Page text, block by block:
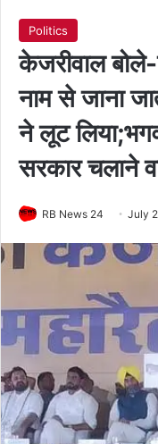
Politics
केजरीवाल
नाम से जाना
ने लूट
सरकार चलाने
RB News 24 July